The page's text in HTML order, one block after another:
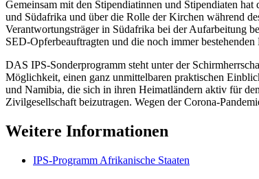
Gemeinsam mit den Stipendiatinnen und Stipendiaten
und Südafrika und über die Rolle der Kirchen während
Verantwortungsträger in Südafrika bei der Aufarbeitung
SED-Opferbeauftragten und die noch immer
DAS IPS-Sonderprogramm steht unter der
Möglichkeit, einen ganz unmittelbaren praktischen
und Namibia, die sich in ihren Heimatländern aktiv für
Zivilgesellschaft beizutragen. Wegen der Corona-
Weitere Informationen
IPS-Programm Afrikanische Staaten